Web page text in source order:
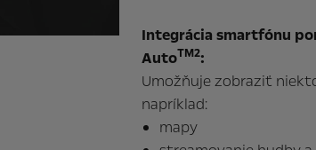
[image shows modelyear 20.5]
Grandland X
Integrácia smartfónu
AutoTM2:
Umožňuje zobraziť
napríklad:
mapy